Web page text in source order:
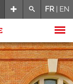
FR | EN